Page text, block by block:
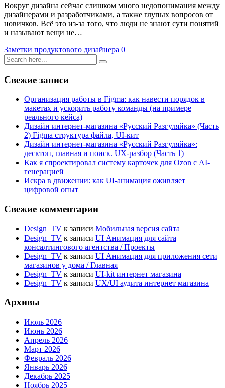
Вокруг дизайна сейчас слишком много недопонимания между
дизайнерами и разработчиками, а также глупых вопросов от
новичков. Всё это из-за того, что люди не знают сути понятий
и называют вещи не…
Заметки продуктового дизайнера 0
Свежие записи
Организация работы в Figma: как навести порядок в
макетах и ускорить работу команды (на примере
реального кейса)
Дизайн интернет-магазина «Русский Разгуляйка» (Часть
2) Figma структура файла, UI-кит
Дизайн интернет-магазина «Русский Разгуляйка»:
десктоп, главная и поиск. UX-разбор (Часть 1)
Как я спроектировал систему карточек для Ozon с AI-
генерацией
Искра в движении: как UI-анимация оживляет
цифровой опыт
Свежие комментарии
Design_TV к записи Мобильная версия сайта
Design_TV к записи UI Анимация для сайта
консалтингового агентства / Проекты
Design_TV к записи UI Анимация для приложения сети
магазинов у дома / Главная
Design_TV к записи UI-kit интернет магазина
Design_TV к записи UX/UI аудита интернет магазина
Архивы
Июль 2026
Июнь 2026
Апрель 2026
Март 2026
Февраль 2026
Январь 2026
Декабрь 2025
Ноябрь 2025